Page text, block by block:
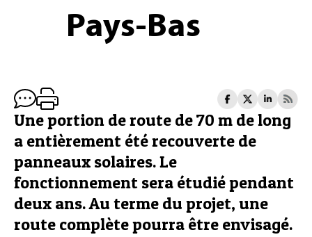
Pays-Bas
Une portion de route de 70 m de long
a entièrement été recouverte de
panneaux solaires. Le
fonctionnement sera étudié pendant
deux ans. Au terme du projet, une
route complète pourra être envisagé.